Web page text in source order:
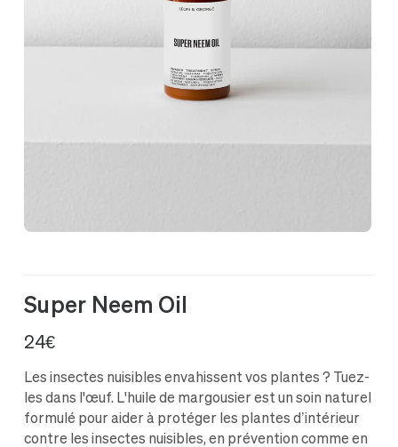
Super Neem Oil
24€
Les insectes nuisibles envahissent vos plantes ? Tuez-
les dans l'œuf. L'huile de margousier est un soin naturel
formulé pour aider à protéger les plantes d’intérieur
contre les insectes nuisibles, en prévention comme en